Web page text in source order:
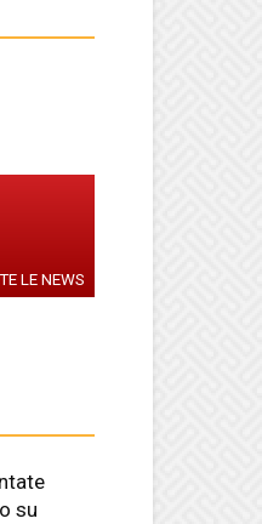
LE NEWS
su